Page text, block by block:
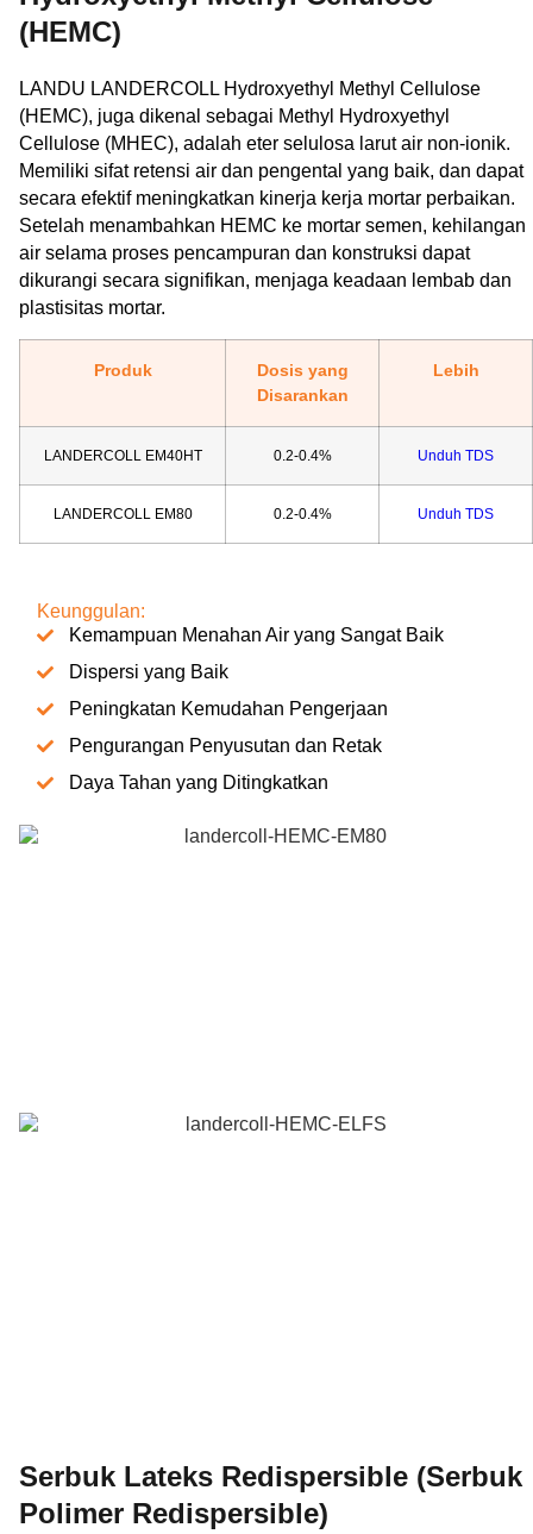
(HEMC)
LANDU LANDERCOLL Hydroxyethyl Methyl Cellulose
(HEMC), juga dikenal sebagai Methyl Hydroxyethyl
Cellulose (MHEC), adalah eter selulosa larut air non-ionik.
Memiliki sifat retensi air dan pengental yang baik, dan dapat
secara efektif meningkatkan kinerja kerja mortar perbaikan.
Setelah menambahkan HEMC ke mortar semen, kehilangan
air selama proses pencampuran dan konstruksi dapat
dikurangi secara signifikan, menjaga keadaan lembab dan
plastisitas mortar.
Produk
Dosis yang
Disarankan
Lebih
LANDERCOLL EM40HT 0.2-0.4% Unduh TDS
LANDERCOLL EM80 0.2-0.4% Unduh TDS
Keunggulan:
Kemampuan Menahan Air yang Sangat Baik
Dispersi yang Baik
Peningkatan Kemudahan Pengerjaan
Pengurangan Penyusutan dan Retak
Daya Tahan yang Ditingkatkan
Serbuk Lateks Redispersible (Serbuk
Polimer Redispersible)